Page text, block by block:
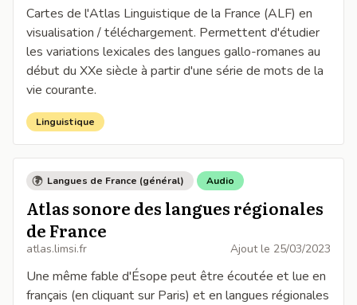
Cartes de l'Atlas Linguistique de la France (ALF) en
visualisation / téléchargement. Permettent d'étudier
les variations lexicales des langues gallo-romanes au
début du XXe siècle à partir d'une série de mots de la
vie courante.
Linguistique
Langues de France (général) Audio
Atlas sonore des langues régionales
de France
atlas.limsi.fr Ajout le 25/03/2023
Une même fable d'Ésope peut être écoutée et lue en
français (en cliquant sur Paris) et en langues régionales